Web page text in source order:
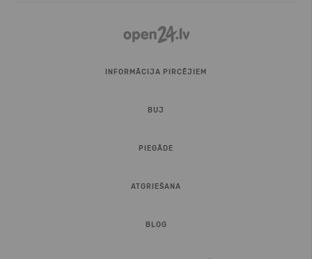
INFORMĀCIJA PIRCĒJIEM
BUJ
PIEGĀDE
ATGRIEŠANA
BLOG